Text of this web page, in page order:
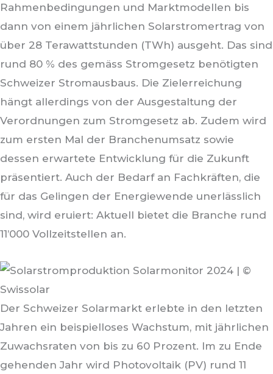
Rahmenbedingungen und Marktmodellen bis
dann von einem jährlichen Solarstromertrag von
über 28 Terawattstunden (TWh) ausgeht. Das sind
rund 80 % des gemäss Stromgesetz benötigten
Schweizer Stromausbaus. Die Zielerreichung
hängt allerdings von der Ausgestaltung der
Verordnungen zum Stromgesetz ab. Zudem wird
zum ersten Mal der Branchenumsatz sowie
dessen erwartete Entwicklung für die Zukunft
präsentiert. Auch der Bedarf an Fachkräften, die
für das Gelingen der Energiewende unerlässlich
sind, wird eruiert: Aktuell bietet die Branche rund
11’000 Vollzeitstellen an.
Der Schweizer Solarmarkt erlebte in den letzten
Jahren ein beispielloses Wachstum, mit jährlichen
Zuwachsraten von bis zu 60 Prozent. Im zu Ende
gehenden Jahr wird Photovoltaik (PV) rund 11